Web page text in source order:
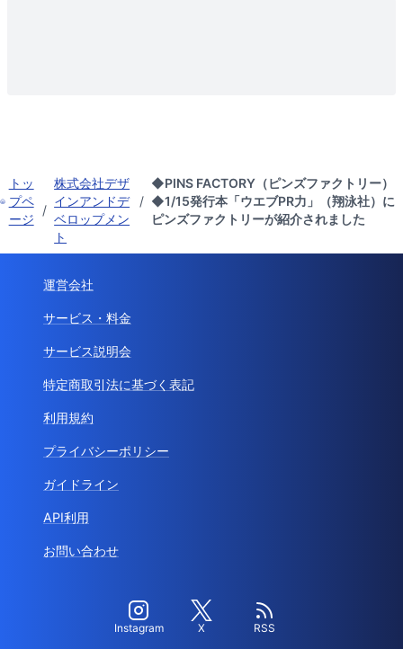
トッ
プペ
ージ
/
株式会社デザ
インアンドデ
ベロップメン
ト
/
◆PINS FACTORY（ピンズファクトリー）
◆1/15発行本「ウエブPR力」（翔泳社）に
ピンズファクトリーが紹介されました
運営会社
サービス・料金
サービス説明会
特定商取引法に基づく表記
利用規約
プライバシーポリシー
ガイドライン
API利用
お問い合わせ
Instagram X RSS